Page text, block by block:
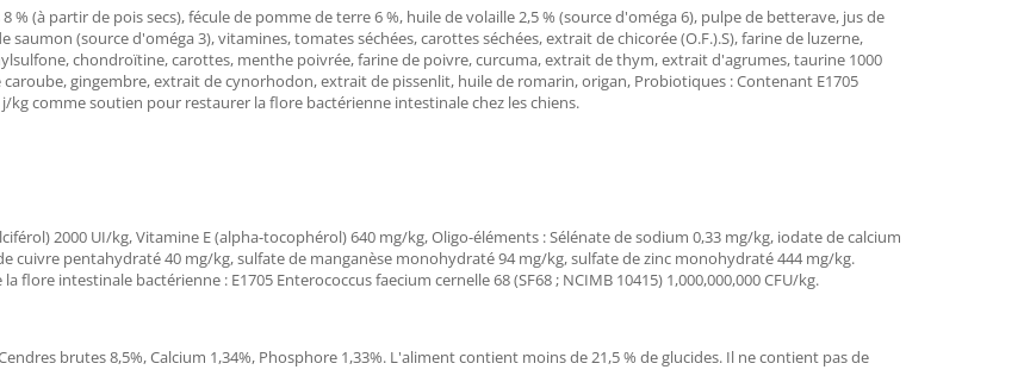
% (à partir de pois secs), fécule de pomme de terre 6 %, huile de volaille 2,5 % (source d'oméga 6), pulpe de betterave, jus de
(source d'oméga 3), vitamines, tomates séchées, carottes séchées, extrait de chicorée (O.F.).S), farine de luzerne,
chondroïtine, carottes, menthe poivrée, farine de poivre, curcuma, extrait de thym, extrait d'agrumes, taurine 1000
gingembre, extrait de cynorhodon, extrait de pissenlit, huile de romarin, origan, Probiotiques : Contenant E1705
j/kg comme soutien pour restaurer la flore bactérienne intestinale chez les chiens.
2000 UI/kg, Vitamine E (alpha-tocophérol) 640 mg/kg, Oligo-éléments : Sélénate de sodium 0,33 mg/kg, iodate de calcium
cuivre pentahydraté 40 mg/kg, sulfate de manganèse monohydraté 94 mg/kg, sulfate de zinc monohydraté 444 mg/kg.
intestinale bactérienne : E1705 Enterococcus faecium cernelle 68 (SF68 ; NCIMB 10415) 1,000,000,000 CFU/kg.
brutes 8,5%, Calcium 1,34%, Phosphore 1,33%. L'aliment contient moins de 21,5 % de glucides. Il ne contient pas de